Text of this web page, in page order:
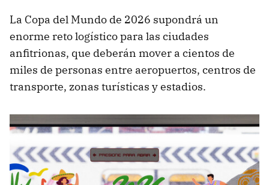
La Copa del Mundo de 2026 supondrá un
enorme reto logístico para las ciudades
anfitrionas, que deberán mover a cientos de
miles de personas entre aeropuertos, centros de
transporte, zonas turísticas y estadios.